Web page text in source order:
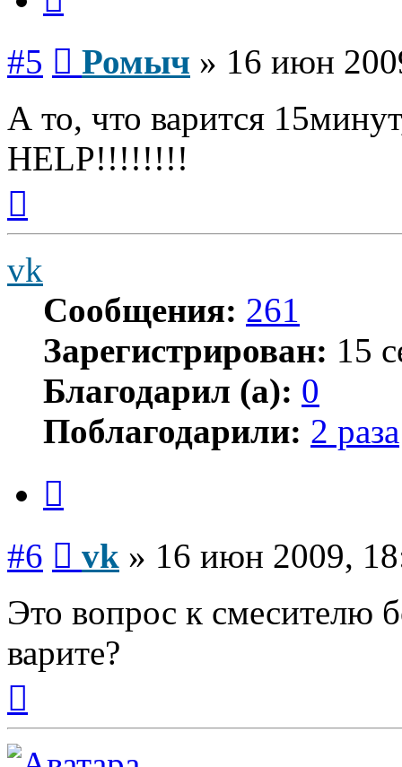
#5 Ромыч » 16 июн
А то, что варится
HELP!!!!!!!!
началу
vk
Сообщения: 261
Зарегистрирован: 15
Благодарил (а): 0
Поблагодарили: 2 раза
#6 vk » 16 июн 2009,
Это вопрос к смесителю
варите?
началу